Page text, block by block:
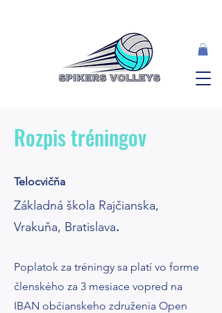
Rozpis tréningov
Telocvičňa
Základná škola Rajčianska,
Vrakuňa, Bratislava.
Poplatok za tréningy sa platí vo forme
členského za 3 mesiace vopred na
IBAN občianskeho združenia Open